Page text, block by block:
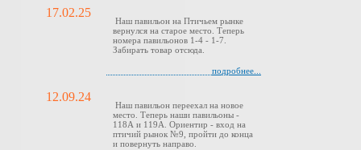
17.02.25
Наш павильон на Птичьем рынке
вернулся на старое место. Теперь
номера павильонов 1-4 - 1-7.
Забирать товар отсюда.
подробнее...
12.09.24
Наш павильон переехал на новое
место. Теперь наши павильоны -
118А и 119А. Ориентир - вход на
птичий рынок №9, пройти до конца
и повернуть направо.